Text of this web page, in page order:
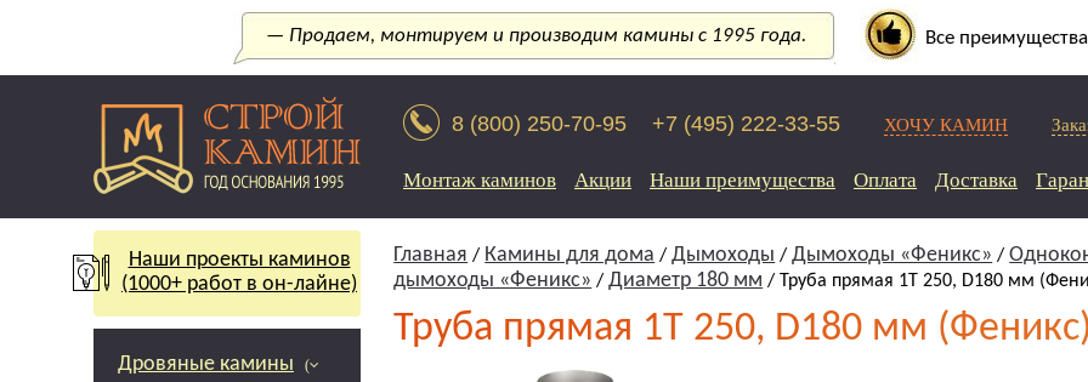
— Продаем, монтируем и производим камины с 1995 года. Все преимущества
8 (800) 250-70-95 +7 (495) 222-33-55 ХОЧУ КАМИН
Монтаж каминов Акции Наши преимущества Оплата Доставка
Наши проекты каминов
(1000+ работ в он-лайне)
Дровяные камины
(
Главная / Камины для дома /Дымоходы /Дымоходы «Феникс» /
дымоходы «Феникс» /Диаметр 180 мм / Труба прямая 1Т 250, D180 мм
Труба прямая 1Т 250, D180 мм